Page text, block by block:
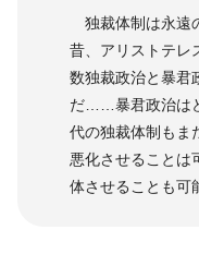
独裁体制は永遠
昔、アリストテ
数独裁政治と暴君
だ……暴君政治は
代の独裁体制もま
悪化させることは
体させることも可